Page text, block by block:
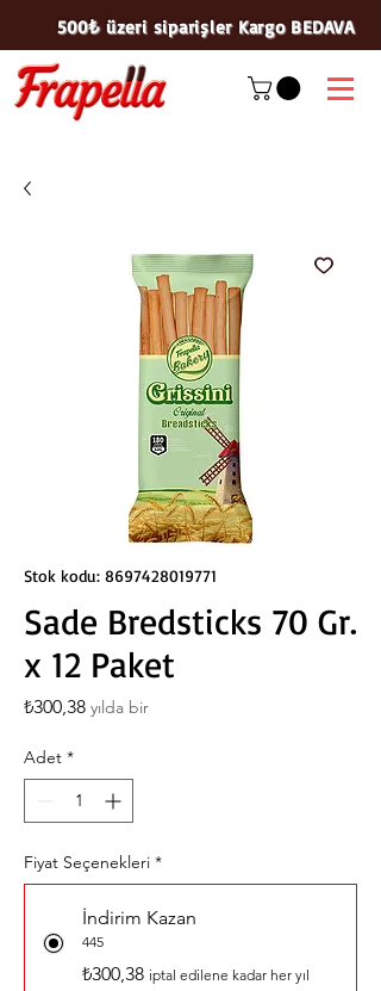
500₺ üzeri siparişler Kargo BEDAVA
Stok kodu: 8697428019771
Sade Bredsticks 70 Gr.
x 12 Paket
₺300,38Fiyat
yılda bir
Adet *
Fiyat Seçenekleri *
İndirim Kazan
445
₺300,38 iptal edilene kadar her yıl